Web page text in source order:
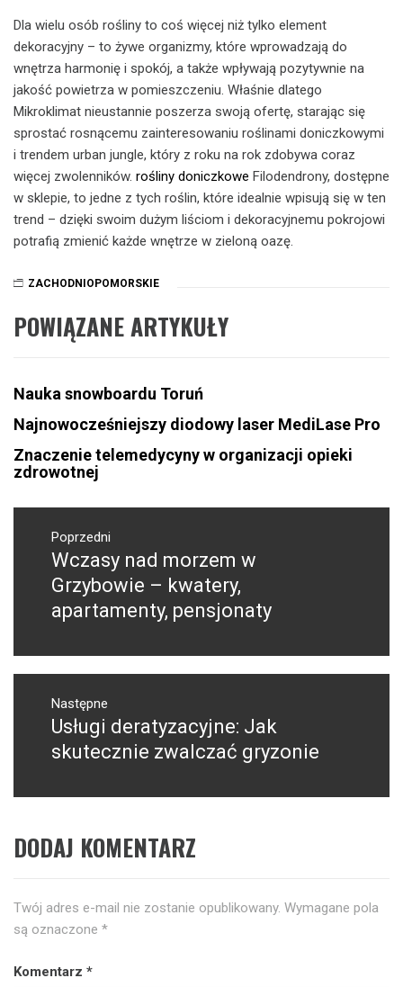
Dla wielu osób rośliny to coś więcej niż tylko element
dekoracyjny – to żywe organizmy, które wprowadzają do
wnętrza harmonię i spokój, a także wpływają pozytywnie na
jakość powietrza w pomieszczeniu. Właśnie dlatego
Mikroklimat nieustannie poszerza swoją ofertę, starając się
sprostać rosnącemu zainteresowaniu roślinami doniczkowymi
i trendem urban jungle, który z roku na rok zdobywa coraz
więcej zwolenników. rośliny doniczkowe Filodendrony, dostępne
w sklepie, to jedne z tych roślin, które idealnie wpisują się w ten
trend – dzięki swoim dużym liściom i dekoracyjnemu pokrojowi
potrafią zmienić każde wnętrze w zieloną oazę.
ZACHODNIOPOMORSKIE
POWIĄZANE ARTYKUŁY
Nauka snowboardu Toruń
Najnowocześniejszy diodowy laser MediLase Pro
Znaczenie telemedycyny w organizacji opieki
zdrowotnej
Nawigacja
wpisuPoprzedni
Poprzedni
wpis:
Wczasy nad morzem w
Grzybowie – kwatery,
apartamenty, pensjonaty
Następne
Następny
post:
Usługi deratyzacyjne: Jak
skutecznie zwalczać gryzonie
DODAJ KOMENTARZ
Twój adres e-mail nie zostanie opublikowany. Wymagane pola
są oznaczone *
Komentarz *